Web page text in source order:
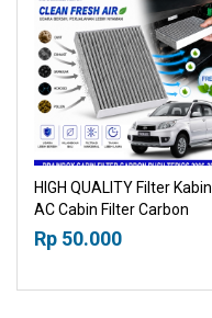
HIGH QUALITY Filter Kabin
AC Cabin Filter Carbon
Toyota Rush Daihatsu
Terios 2006-2017
Rp 50.000